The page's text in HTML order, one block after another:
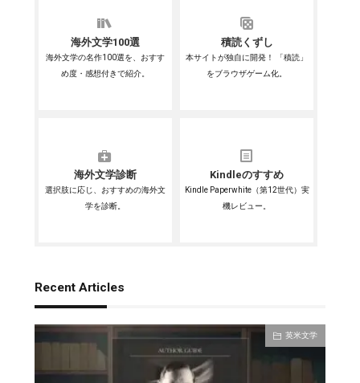
海外文学100選
海外文学の名作100選を、おすす
め度・感想付きで紹介。
積読くずし
本サイトが独自に開発！ 「積読」
をブラウザゲーム化。
海外文学診断
選択肢に応じ、おすすめの海外文
学を診断。
Kindleのすすめ
Kindle Paperwhite（第12世代）実
機レビュー。
Recent Articles
英米文学